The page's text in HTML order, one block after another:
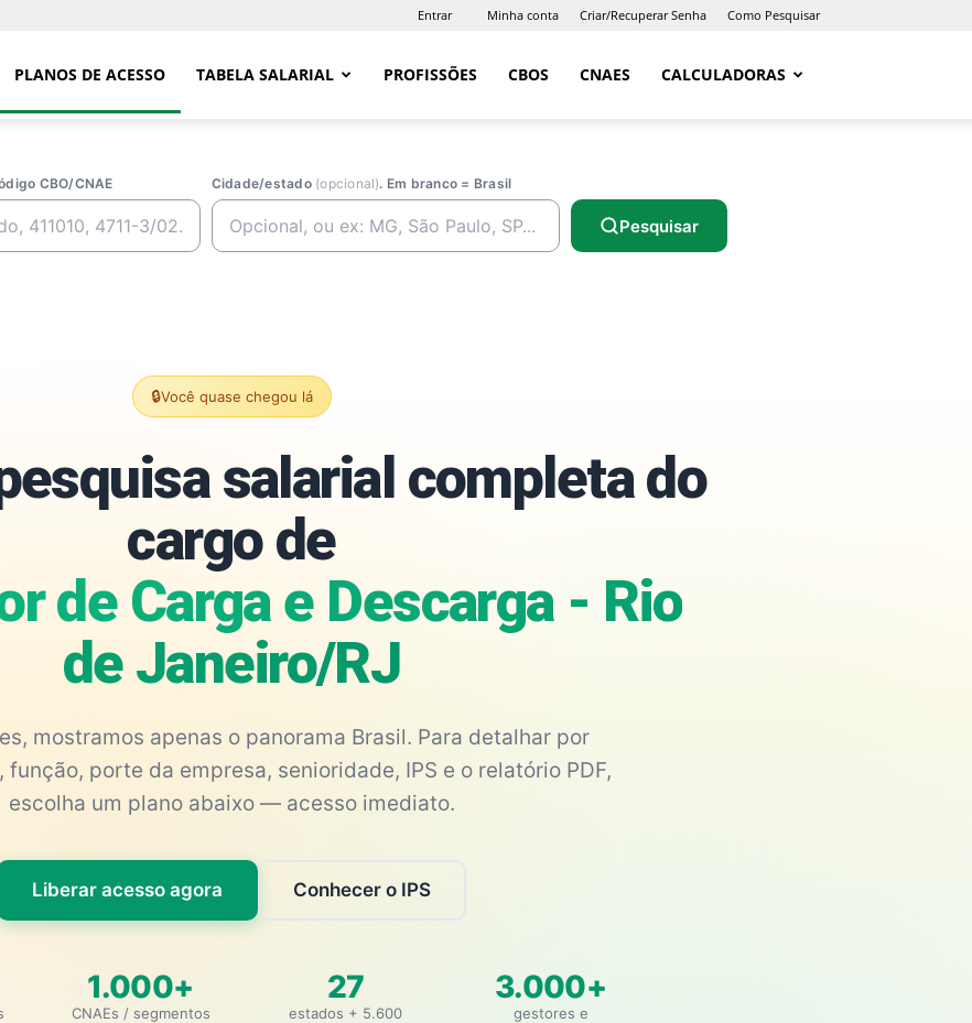
Entrar Minha conta Criar/Recuperar Senha Como Pesquisar
PLANOS DE ACESSO TABELA SALARIAL PROFISSÕES CBOS CNAES CALCULADORAS
CBO/CNAE Cidade/estado (opcional). Em branco = Brasil
Pesquisar
🔒Você quase chegou lá
salarial completa do
cargo de
de Carga e Descarga - Rio
de Janeiro/RJ
mostramos apenas o panorama Brasil. Para detalhar por
porte da empresa, senioridade, IPS e o relatório PDF,
escolha um plano abaixo — acesso imediato.
Liberar acesso agora Conhecer o IPS
1.000+
CNAEs / segmentos
27
estados + 5.600
3.000+
gestores e